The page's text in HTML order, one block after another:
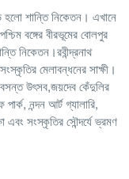
হলো শান্তি নিকেতন। এখানে
বঙ্গের বীরভূমের বোলপুর
নিকেতন।রবীন্দ্রনাথ
মেলাবন্ধনের সাক্ষী।
উৎসব,জয়দেব কেঁদুলির
নন্দন আর্ট গ্যালারি,
সংস্কৃতির সৌন্দর্যে ভ্রমণ